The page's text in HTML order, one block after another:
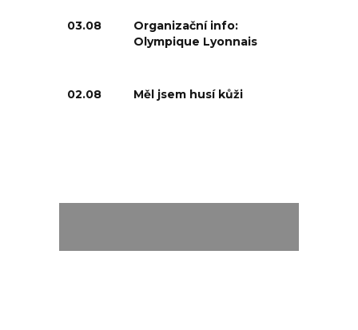
03.08
Organizační info:
Olympique Lyonnais
02.08 Měl jsem husí kůži